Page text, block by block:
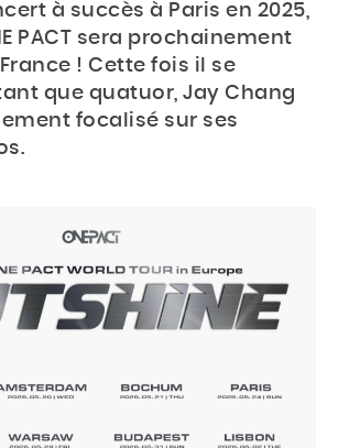
à succès à Paris en 2025,
PACT sera prochainement
! Cette fois il se
que quatuor, Jay Chang
focalisé sur ses